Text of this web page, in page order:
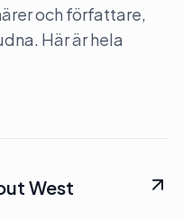
och författare,
Här är hela
West